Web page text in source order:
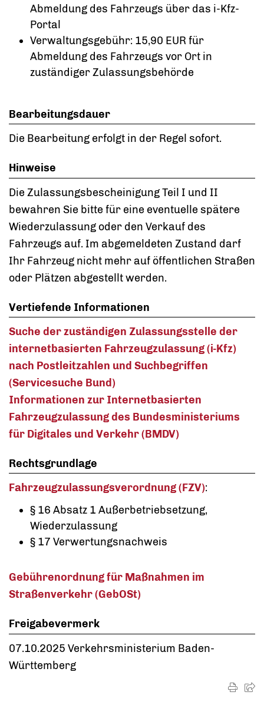
Abmeldung des Fahrzeugs über das i-Kfz-
Portal
Verwaltungsgebühr: 15,90 EUR für
Abmeldung des Fahrzeugs vor Ort in
zuständiger Zulassungsbehörde
Bearbeitungsdauer
Die Bearbeitung erfolgt in der Regel sofort.
Hinweise
Die Zulassungsbescheinigung Teil I und II
bewahren Sie bitte für eine eventuelle spätere
Wiederzulassung oder den Verkauf des
Fahrzeugs auf. Im abgemeldeten Zustand darf
Ihr Fahrzeug nicht mehr auf öffentlichen Straßen
oder Plätzen abgestellt werden.
Vertiefende Informationen
Suche der zuständigen Zulassungsstelle der
internetbasierten Fahrzeugzulassung (i-Kfz)
nach Postleitzahlen und Suchbegriffen
(Servicesuche Bund)
Informationen zur Internetbasierten
Fahrzeugzulassung des Bundesministeriums
für Digitales und Verkehr (BMDV)
Rechtsgrundlage
Fahrzeugzulassungsverordnung (FZV):
§ 16 Absatz 1 Außerbetriebsetzung,
Wiederzulassung
§ 17 Verwertungsnachweis
Gebührenordnung für Maßnahmen im
Straßenverkehr (GebOSt)
Freigabevermerk
07.10.2025 Verkehrsministerium Baden-
Württemberg